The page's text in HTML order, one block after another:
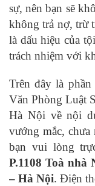
sự, nên bạn sẽ
không trả nợ, trừ
là dấu hiệu của
trách nhiệm với
Trên đây là
Văn Phòng Luật
Hà Nội về nội
vướng mắc, chưa
bạn vui lòng
P.1108 Toà nhà
– Hà Nội. Điện